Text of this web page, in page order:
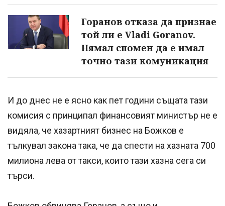
Горанов отказа да признае
той ли е Vladi Goranov.
Нямал спомен да е имал
точно тази комуникация
И до днес не е ясно как пет години същата тази
комисия с принципал финансовият министър не е
видяла, че хазартният бизнес на Божков е
тълкувал закона така, че да спести на хазната 700
милиона лева от такси, които тази хазна сега си
търси.